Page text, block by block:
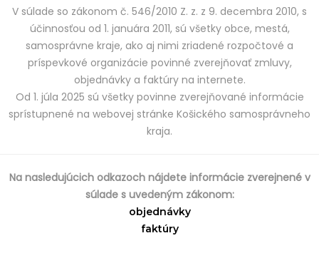
V súlade so zákonom č. 546/2010 Z. z. z 9. decembra 2010, s
účinnosťou od 1. januára 2011, sú všetky obce, mestá,
samosprávne kraje, ako aj nimi zriadené rozpočtové a
príspevkové organizácie povinné zverejňovať zmluvy,
objednávky a faktúry na internete.
Od 1. júla 2025 sú všetky povinne zverejňované informácie
sprístupnené na webovej stránke Košického samosprávneho
kraja.
Na nasledujúcich odkazoch nájdete informácie zverejnené v
súlade s uvedeným zákonom:
objednávky
faktúry